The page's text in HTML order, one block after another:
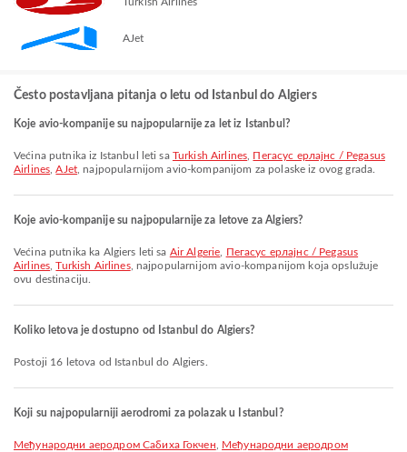
AJet
Često postavljana pitanja o letu od Istanbul do Algiers
Koje avio-kompanije su najpopularnije za let iz Istanbul?
Većina putnika iz Istanbul leti sa Turkish Airlines Пегасус ерлајнс / Pegasus
Airlines ,AJet, najpopularnijom avio-kompanijom za polaske iz ovog grada.
Koje avio-kompanije su najpopularnije za letove za Algiers?
Većina putnika ka Algiers leti sa Air Algerie
Пегасус ерлајнс / Pegasus
Airlines ,Turkish Airlines, najpopularnijom avio-kompanijom koja opslužuje
ovu destinaciju.
Koliko letova je dostupno od Istanbul do Algiers?
Postoji 16 letova od Istanbul do Algiers.
Koji su najpopularniji aerodromi za polazak u Istanbul?
Међународни аеродром Сабиха Гокчен
Међународни аеродром